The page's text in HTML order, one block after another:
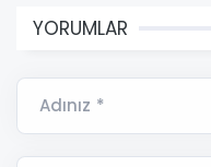
YORUMLAR
Adınız *